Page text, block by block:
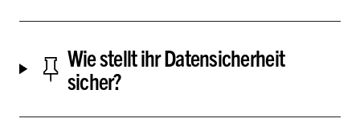
Wie stellt ihr Datensicherheit
sicher?